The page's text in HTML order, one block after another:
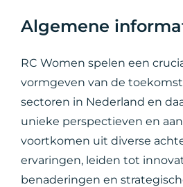
Algemene
RC Women spelen een
vormgeven van de
sectoren in Nederland en
unieke perspectieven en
voortkomen uit diverse
ervaringen, leiden tot
benaderingen en